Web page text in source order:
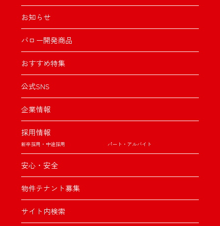
お知らせ
バロー開発商品
おすすめ特集
公式SNS
企業情報
採用情報
新卒採用・中途採用 パート・アルバイト
安心・安全
物件テナント募集
サイト内検索